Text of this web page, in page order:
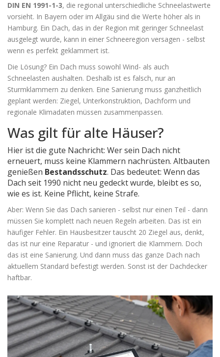
DIN EN 1991-1-3, die regional unterschiedliche Schneelastwerte
vorsieht. In Bayern oder im Allgäu sind die Werte höher als in
Hamburg. Ein Dach, das in der Region mit geringer Schneelast
ausgelegt wurde, kann in einer Schneeregion versagen - selbst
wenn es perfekt geklammert ist.
Die Lösung? Ein Dach muss sowohl Wind- als auch
Schneelasten aushalten. Deshalb ist es falsch, nur an
Sturmklammern zu denken. Eine Sanierung muss ganzheitlich
geplant werden: Ziegel, Unterkonstruktion, Dachform und
regionale Klimadaten müssen zusammenpassen.
Was gilt für alte Häuser?
Hier ist die gute Nachricht: Wer sein Dach nicht
erneuert, muss keine Klammern nachrüsten. Altbauten
genießen Bestandsschutz. Das bedeutet: Wenn das
Dach seit 1990 nicht neu gedeckt wurde, bleibt es so,
wie es ist. Keine Pflicht, keine Strafe.
Aber: Wenn Sie das Dach sanieren - selbst nur einen Teil - dann
müssen Sie komplett nach neuen Regeln arbeiten. Das ist ein
häufiger Fehler. Ein Hausbesitzer tauscht 20 Ziegel aus, denkt,
das ist nur eine Reparatur - und ignoriert die Klammern. Doch
das ist eine Sanierung. Und dann muss das ganze Dach nach
aktuellem Standard befestigt werden. Sonst ist der Dachdecker
haftbar.